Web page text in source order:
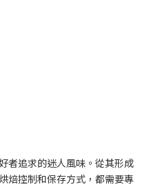
者追求的迷人風味。從其形成
焙控制和保存方式，都需要專